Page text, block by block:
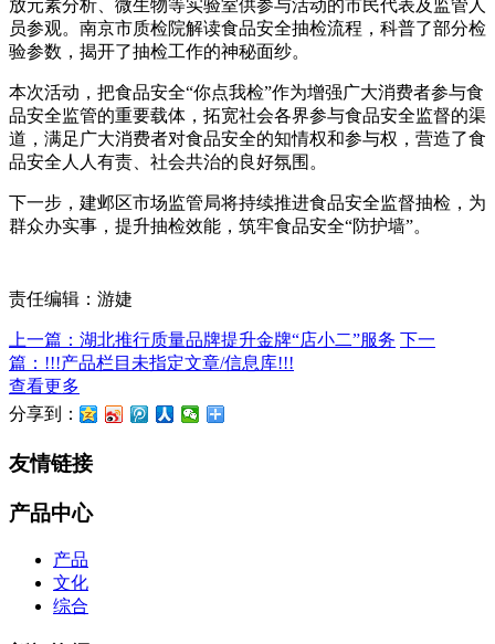
放元素分析、微生物等实验室供参与活动的市民代表及监管人
员参观。南京市质检院解读食品安全抽检流程，科普了部分检
验参数，揭开了抽检工作的神秘面纱。
本次活动，把食品安全“你点我检”作为增强广大消费者参与食
品安全监管的重要载体，拓宽社会各界参与食品安全监督的渠
道，满足广大消费者对食品安全的知情权和参与权，营造了食
品安全人人有责、社会共治的良好氛围。
下一步，建邺区市场监管局将持续推进食品安全监督抽检，为
群众办实事，提升抽检效能，筑牢食品安全“防护墙”。
责任编辑：游婕
上一篇：湖北推行质量品牌提升金牌“店小二”服务 下一
篇：!!!产品栏目未指定文章/信息库!!!
查看更多
分享到：
友情链接
产品中心
产品
文化
综合